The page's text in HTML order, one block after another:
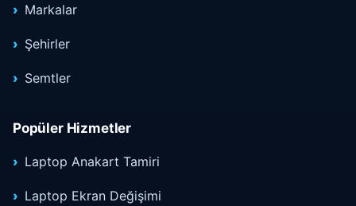
Markalar
Şehirler
Semtler
Popüler Hizmetler
Laptop Anakart Tamiri
Laptop Ekran Değişimi